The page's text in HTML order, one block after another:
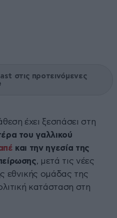
στις προτεινόμενες
έχει ξεσπάσει στη
του γαλλικού
και την ηγεσία της
, μετά τις νέες
εθνικής ομάδας της
κατάσταση στη